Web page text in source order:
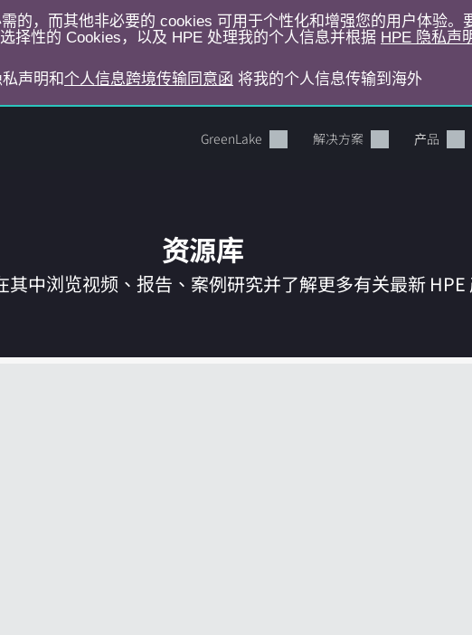
的，而其他非必要的 cookies 可用于个性化和增强您的用户体验。
择性的 Cookies，以及 HPE 处理我的个人信息并根据 HPE 隐私声
声明和 个人信息跨境传输同意函 将我的个人信息传输到海外
GreenLake 解决方案 产品
您的购物车目前是空的
资源库
中浏览视频、报告、案例研究并了解更多有关最新 HPE